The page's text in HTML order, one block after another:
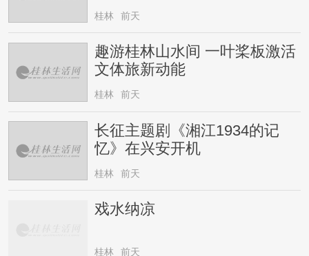
桂林 前天
趣游桂林山水间 一叶桨板激活
文体旅新动能
桂林 前天
长征主题剧《湘江1934的记
忆》在兴安开机
桂林 前天
戏水纳凉
桂林 前天